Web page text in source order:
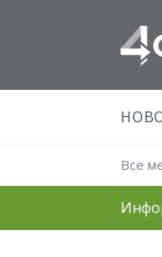
Все